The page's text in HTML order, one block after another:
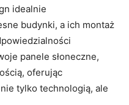
idealnie
budynki, a ich montaż
panele słoneczne,
oferując
tylko technologią, ale